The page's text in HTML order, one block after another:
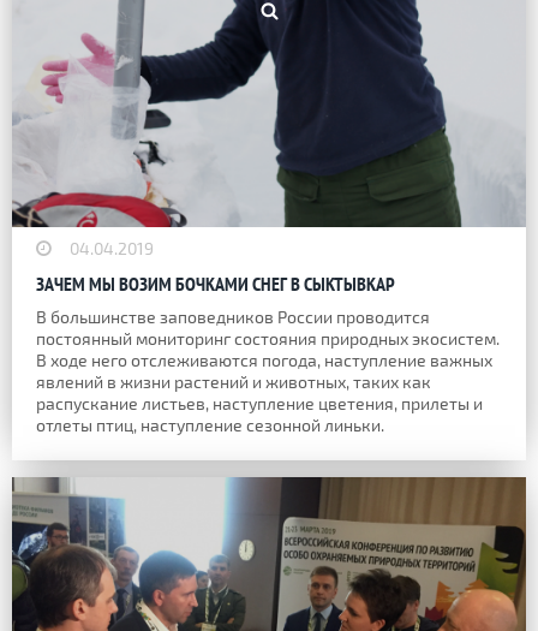
04.04.2019
ЗАЧЕМ МЫ ВОЗИМ БОЧКАМИ СНЕГ В СЫКТЫВКАР
В большинстве заповедников России проводится
постоянный мониторинг состояния природных экосистем.
В ходе него отслеживаются погода, наступление важных
явлений в жизни растений и животных, таких как
распускание листьев, наступление цветения, прилеты и
отлеты птиц, наступление сезонной линьки.